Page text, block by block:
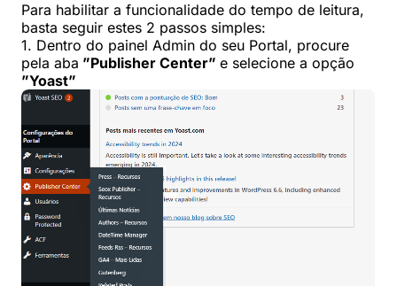
Para habilitar a funcionalidade do tempo de leitura,
basta seguir estes 2 passos simples:
1. Dentro do painel Admin do seu Portal, procure
pela aba ”Publisher Center” e selecione a opção
”Yoast”